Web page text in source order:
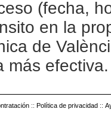
(fecha,
en la
de
más efectiva.
:: Política de privacidad ::